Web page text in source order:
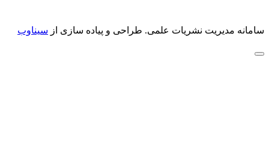
سامانه مدیریت نشریات علمی. طراحی و پیاده سازی از سیناوب